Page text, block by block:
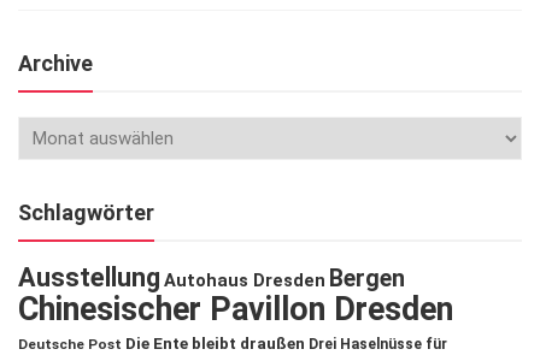
Archive
Schlagwörter
Ausstellung Autohaus Dresden Bergen
Chinesischer Pavillon Dresden
Deutsche Post Die Ente bleibt draußen Drei Haselnüsse für